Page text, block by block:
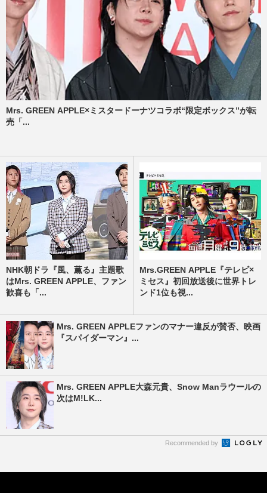
Mrs. GREEN APPLE×ミスタードーナツコラボ“限定ボックス”が転
売「...
NHK朝ドラ『風、薫る』主題歌
はMrs. GREEN APPLE、ファン
歓喜も「...
Mrs.GREEN APPLE『テレビ×
ミセス』初回放送後に世界トレ
ンド1位も視...
Mrs. GREEN APPLEファンのマナー違反が賛否、映画
『スパイダーマン』...
Mrs. GREEN APPLE大森元貴、Snow Manラウールの
次はM!LK...
Recommended by